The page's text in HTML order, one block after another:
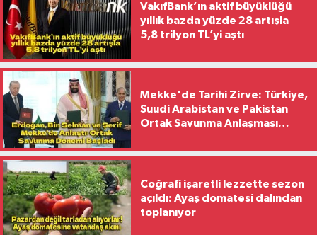
VakıfBank’ın aktif büyüklüğü
yıllık bazda yüzde 28 artışla
5,8 trilyon TL’yi aştı
Mekke'de Tarihi Zirve: Türkiye,
Suudi Arabistan ve Pakistan
Ortak Savunma Anlaşması
Coğrafi işaretli lezzette sezon
açıldı: Ayaş domatesi dalından
toplanıyor